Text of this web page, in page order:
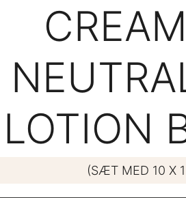
LOTION
(SÆT MED 10 X